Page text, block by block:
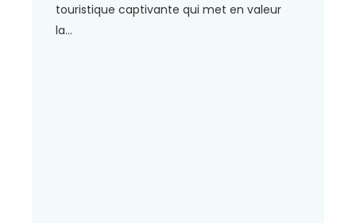
touristique captivante qui met en valeur
la...